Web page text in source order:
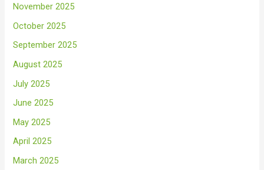
November 2025
October 2025
September 2025
August 2025
July 2025
June 2025
May 2025
April 2025
March 2025